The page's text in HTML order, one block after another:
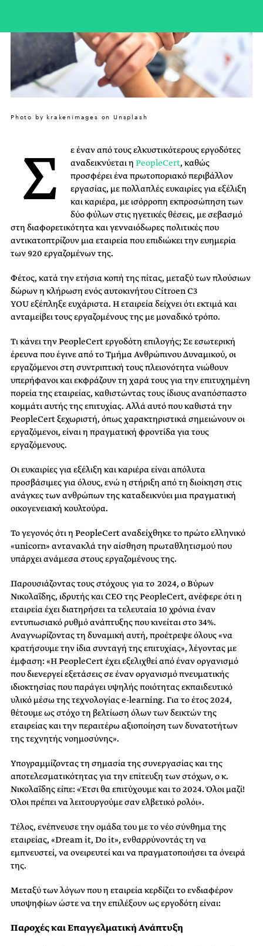
Photo by krakenimages on Unsplash
Σ
ε έναν από τους ελκυστικότερους εργοδότες
αναδεικνύεται η PeopleCert, καθώς
προσφέρειένα πρωτοποριακό περιβάλλον
εργασίας, με πολλαπλές ευκαιρίες για εξέλιξη
και καριέρα, με ισόρροπη εκπροσώπηση των
δύο φύλων στις ηγετικές θέσεις, με σεβασμό
στη διαφορετικότητακαιγενναιόδωρες πολιτικές που
αντικατοπτρίζουν μια εταιρεία που επιδιώκει την ευημερία
των920 εργαζομένων της.
Φέτος, κατά τηνετήσια κοπή της πίτας, μεταξύ των πλούσιων
δώρων η κλήρωση ενός αυτοκινήτουCitroenC3
YOUεξέπληξεευχάριστα. Η εταιρεία δείχνει ότι εκτιμά και
ανταμείβει τους εργαζομένους της με μοναδικό τρόπο.
Τι κάνει τηνPeopleCertεργοδότη επιλογής; Σεεσωτερική
έρευναπου έγινε από το Τμήμα Ανθρώπινου Δυναμικού, οι
εργαζόμενοιστη συντριπτική τους πλειονότητα νιώθουν
υπερήφανοι καιεκφράζουν τη χαρά τους για την επιτυχημένη
πορεία της εταιρείας, καθιστώντας τους ίδιους αναπόσπαστο
κομμάτιαυτήςτης επιτυχίας. Αλλά αυτό που καθιστά την
PeopleCert ξεχωριστή, όπως χαρακτηριστικά σημειώνουν οι
εργαζόμενοι, είναι η πραγματική φροντίδα για τους
εργαζόμενους.
Οι ευκαιρίες για εξέλιξη και καριέρα είναι απόλυτα
προσβάσιμες για όλους, ενώ η στήριξη από τη διοίκηση στις
ανάγκες των ανθρώπων τηςκαταδεικνύει μια πραγματική
οικογενειακή κουλτούρα.
Το γεγονός ότι η PeopleCert αναδείχθηκε το πρώτο ελληνικό
«unicorn» αντανακλά την αίσθηση πρωταθλητισμού που
υπάρχει ανάμεσα στους εργαζομένους της.
Παρουσιάζονταςτους στόχους για το 2024, ο Βύρων
Νικολαΐδης, ιδρυτής και CEO της PeopleCert, ανέφερε ότι η
εταιρεία έχει διατηρήσειτα τελευταία 10 χρόνιαέναν
εντυπωσιακό ρυθμό ανάπτυξης που κινείται στο 34%.
Αναγνωρίζοντας τη δυναμική αυτή, προέτρεψε όλους «να
κρατήσουμε την ίδιασυνταγή της επιτυχίας», λέγοντας με
έμφαση: «ΗPeopleCert έχει εξελιχθείαπό έναν οργανισμό
που διενεργεί εξετάσειςσε έναν οργανισμό πνευματικής
ιδιοκτησίας που παράγει υψηλής ποιότητας εκπαιδευτικό
υλικό μέσω της τεχνολογίας e-learning. Για το έτος 2024,
θέτουμε ωςστόχο τη βελτίωση όλωντων δεικτών της
εταιρείαςκαι την περαιτέρω αξιοποίηση των δυνατοτήτων
της τεχνητής νοημοσύνης».
Υπογραμμίζοντας τη σημασία της συνεργασίας και της
αποτελεσματικότητας για την επίτευξη των στόχων, ο κ.
Νικολαΐδηςείπε: «Έτσι θα επιτύχουμε και το 2024. Όλοι μαζί!
Όλοι πρέπει να λειτουργούμεσαν ελβετικό ρολόι».
Τέλος, ενέπνευσε την ομάδα του με το νέο σύνθημα της
εταιρείας, «Dream it, Do it», ενθαρρύνοντάς τη να
εμπνευστεί, να ονειρευτείκαι να πραγματοποιήσει τα όνειρά
της.
Μεταξύ των λόγων που η εταιρεία κερδίζει το ενδιαφέρον
υποψηφίων ώστε να την επιλέξουν ως εργοδότη είναι:
Παροχές καιΕπαγγελματικήΑνάπτυξη